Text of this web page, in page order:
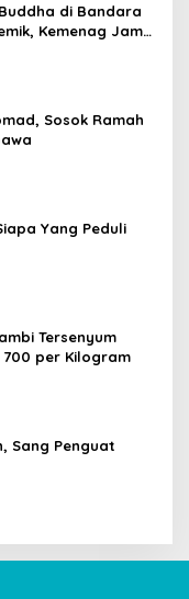
di Bandara
Kemenag Jambi
Sosok Ramah
Yang Peduli
Tersenyum
700 per Kilogram
Sang Penguat